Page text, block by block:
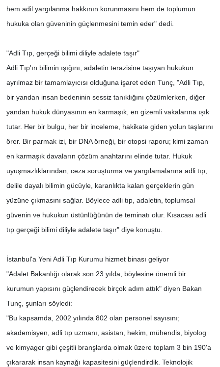
hem adil yargılanma hakkının korunmasını hem de toplumun
hukuka olan güveninin güçlenmesini temin eder" dedi.
"Adli Tıp, gerçeği bilimi diliyle adalete taşır"
Adli Tıp'ın bilimin ışığını, adaletin terazisine taşıyan hukukun
ayrılmaz bir tamamlayıcısı olduğuna işaret eden Tunç, "Adli Tıp,
bir yandan insan bedeninin sessiz tanıklığını çözümlerken, diğer
yandan hukuk dünyasının en karmaşık, en gizemli vakalarına ışık
tutar. Her bir bulgu, her bir inceleme, hakikate giden yolun taşlarını
örer. Bir parmak izi, bir DNA örneği, bir otopsi raporu; kimi zaman
en karmaşık davaların çözüm anahtarını elinde tutar. Hukuk
uyuşmazlıklarından, ceza soruşturma ve yargılamalarına adli tıp;
delile dayalı bilimin gücüyle, karanlıkta kalan gerçeklerin gün
yüzüne çıkmasını sağlar. Böylece adli tıp, adaletin, toplumsal
güvenin ve hukukun üstünlüğünün de teminatı olur. Kısacası adli
tıp gerçeği bilimi diliyle adalete taşır" diye konuştu.
İstanbul'a Yeni Adli Tıp Kurumu hizmet binası geliyor
"Adalet Bakanlığı olarak son 23 yılda, böylesine önemli bir
kurumun yapısını güçlendirecek birçok adım attık" diyen Bakan
Tunç, şunları söyledi:
"Bu kapsamda, 2002 yılında 802 olan personel sayısını;
akademisyen, adli tıp uzmanı, asistan, hekim, mühendis, biyolog
ve kimyager gibi çeşitli branşlarda olmak üzere toplam 3 bin 190'a
çıkararak insan kaynağı kapasitesini güçlendirdik. Teknolojik